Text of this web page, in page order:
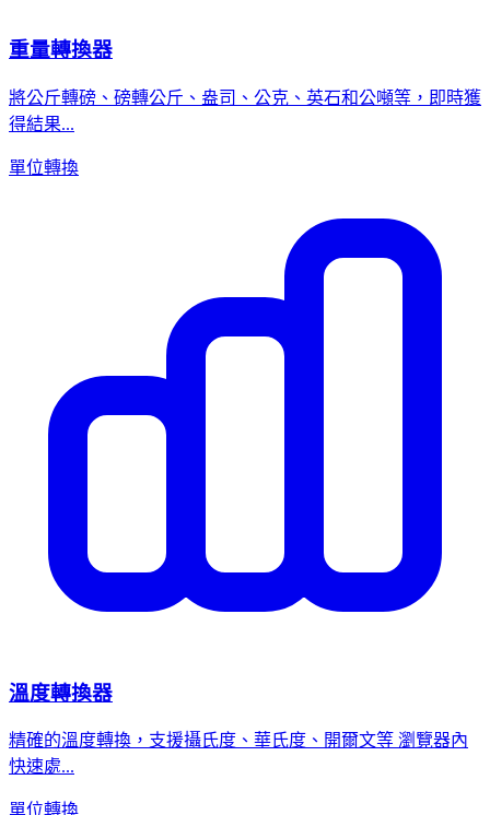
重量轉換器
將公斤轉磅、磅轉公斤、盎司、公克、英石和公噸等，即時獲
得結果...
單位轉換
溫度轉換器
精確的溫度轉換，支援攝氏度、華氏度、開爾文等 瀏覽器內
快速處...
單位轉換